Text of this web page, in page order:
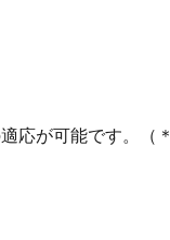
応が可能です。（＊